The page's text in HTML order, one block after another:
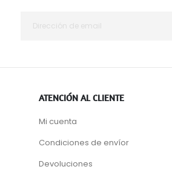
ATENCIÓN AL CLIENTE
Mi cuenta
Condiciones de envíor
Devoluciones